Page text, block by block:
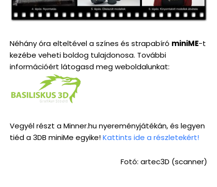
Néhány óra elteltével a színes és strapabíró miniME-t
kezébe veheti boldog tulajdonosa. További
információért látogasd meg weboldalunkat:
Vegyél részt a Minner.hu nyereményjátékán, és legyen
tiéd a 3DB miniMe egyike!Kattints ide a részletekért!
Fotó: artec3D (scanner)